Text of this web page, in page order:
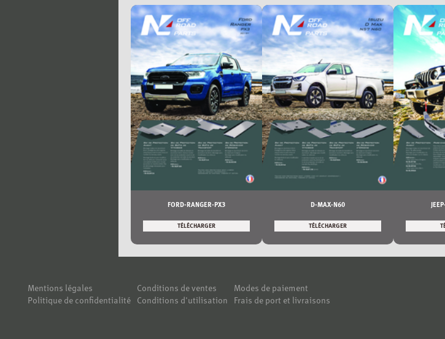
FORD-RANGER-PX3
TÉLÉCHARGER
D-MAX-N60
TÉLÉCHARGER
Mentions légales
Politique de confidentialité
Conditions de ventes
Conditions d'utilisation
Modes de paiement
Frais de port et livraisons